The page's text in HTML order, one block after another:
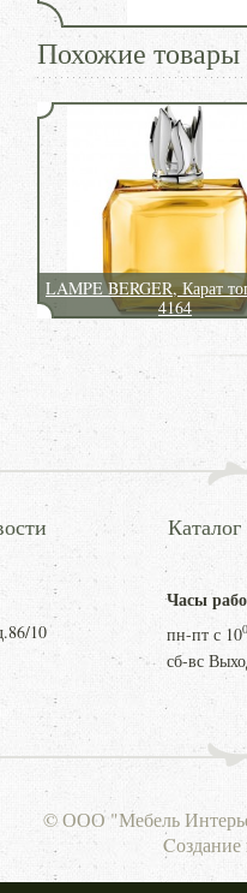
Похожие товары
LAMPE BERGER, Карат
4164
Каталог
10
Часы
пн-пт с 10
сб-вс
© ООО "Мебель